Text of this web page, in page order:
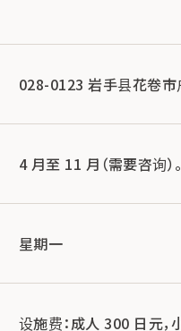
028-0123 岩手县花卷
4 月至 11 月（需要咨询）。
星期一
设施费：成人 300 日元，